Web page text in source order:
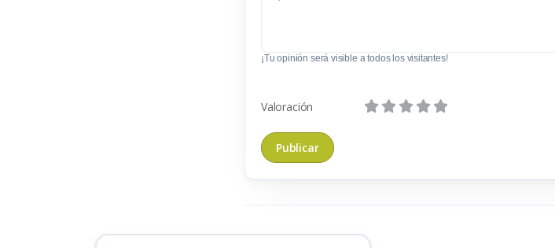
¡Tu opinión será visible a todos los visitantes!
Valoración